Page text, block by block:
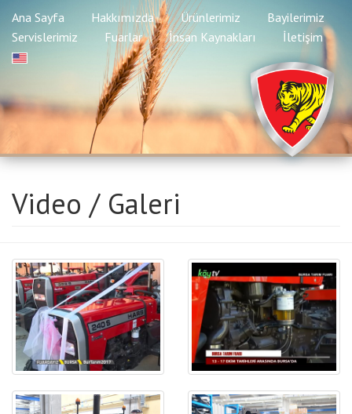
Ana Sayfa Hakkımızda Ürünlerimiz
Bayilerimiz
Servislerimiz
Fuarlar İnsan Kaynakları İletişim
Video / Galeri